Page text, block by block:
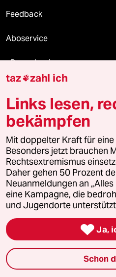
Feedback
Aboservice
ePaper Login
© 2026 taz Verlags und
Alle Rechte vorbehalten. Bei
wenden Sie sich bitte an
Feedback Redaktionsstatut
Leitlinie Informant
Seitenwende Einwilligungen
taz zahl ich
Links lesen,
bekämpfen
Mit doppelter Kraft für
Besonders jetzt brauchen
Rechtsextremismus
Daher gehen 50 Prozent
Neuanmeldungen an
eine Kampagne, die
und Jugendorte
 Ja,
Schon